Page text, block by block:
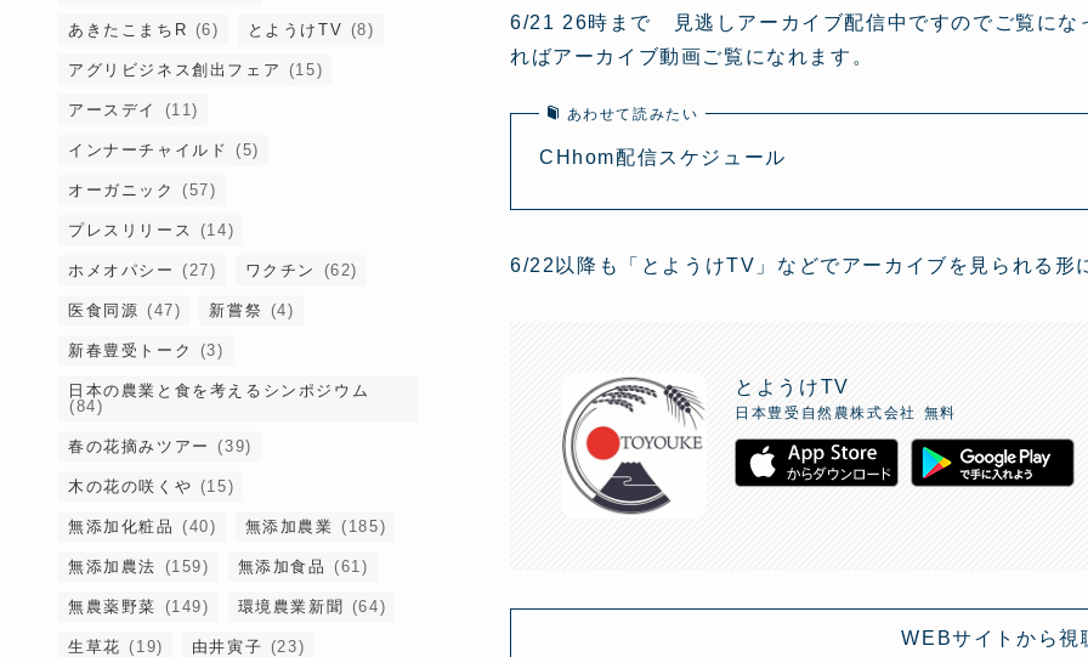
6/21 26時まで 見逃しアーカイブ配信中ですのでご覧にな
ればアーカイブ動画ご覧になれます。
あわせて読みたい
CHhom配信スケジュール
6/22以降も「とようけTV」などでアーカイブを見られる形
とようけTV
日本豊受自然農株式会社 無料
WEBサイトから視
あきたこまちR (6) とようけTV (8)
アグリビジネス創出フェア (15)
アースデイ (11)
インナーチャイルド (5)
オーガニック (57)
プレスリリース (14)
ホメオパシー (27) ワクチン (62)
医食同源 (47) 新嘗祭 (4)
新春豊受トーク (3)
日本の農業と食を考えるシンポジウム
(84)
春の花摘みツアー (39)
木の花の咲くや (15)
無添加化粧品 (40) 無添加農業 (185)
無添加農法 (159) 無添加食品 (61)
無農薬野菜 (149) 環境農業新聞 (64)
生草花 (19) 由井寅子 (23)